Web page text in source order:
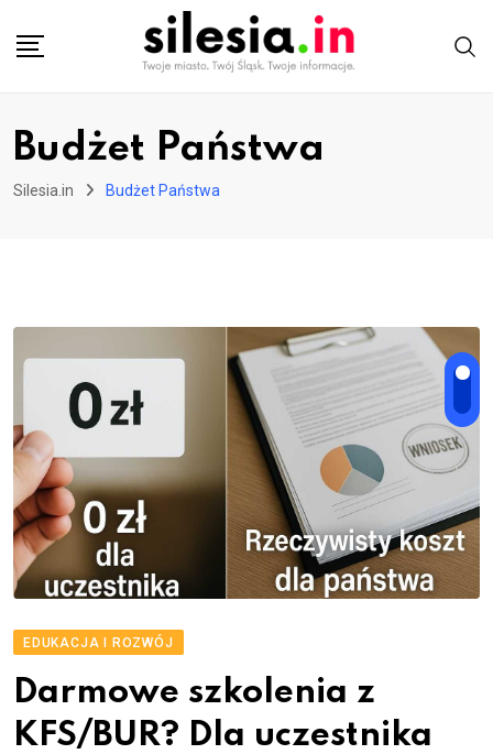
Budżet Państwa
Silesia.in Budżet Państwa
EDUKACJA I ROZWÓJ
Darmowe szkolenia z
KFS/BUR? Dla uczestnika